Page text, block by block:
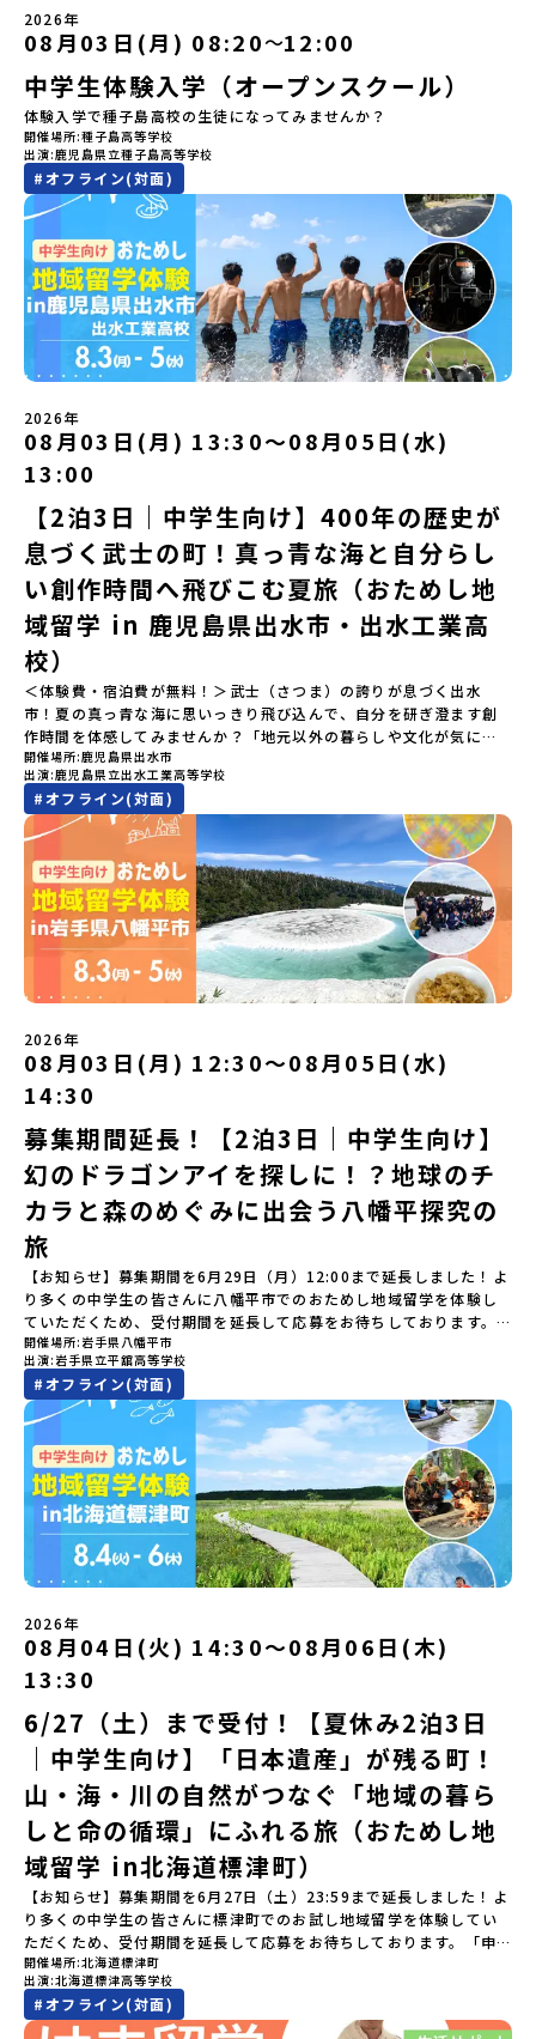
しています。ぜひ、ご自宅からお気軽にご視聴ください。▶︎ [アーカ
イブ動画を視聴する]YouTube：
https://youtu.be/Yt8nd04aNgA?
si=e5erbspvwz5O8_uF【STEP 2】有田町プログラム説明会〜
「有田町」の内容を具体的に深掘りしたい方へ〜全体説明を聞いた
うえで、「有田町では具体的に何をするの？」「どんな町なの？」
という疑問にお答えする説明会です。有田町ならではの豊かな文化
や、2泊3日のプログラムの中身をたっぷりとお伝えします。日
時： 5月11日(月) 19：00〜19：40内 容： 有田町ってどんなとこ
ろ？、プログラム詳細解説、質疑応答お申し込み：https://c-
mirai.jp/events/068058お気軽にどうぞ！「はじめての一人旅だ
けど大丈夫？」「どんな体験ができるの？」そんな保護者様の不安
や、中学生のみなさんの素朴な疑問にスタッフが直接お答えしま
す。チャットでの質問も可能ですので、ぜひご自宅からリラックス
してご参加ください。▼お申し込み前に必ずご確認ください・参加
規約への同意プログラムへの参加申し込みいただく前に、「お申し
込みに関する各規約」への同意が必須となります。ご確認くださ
ら抽選の上、締め切り日から1週間を目途に、お申し込み時に記入い
ただいたメールアドレス宛に「当選／落選メール」をお送りいたし
ます。当選者は、メールに記載された「当選確認フォーム」に３日
以内に回答いただき、確認フォームの提出をもって参加確定とさせ
ていただきます。当選確認フォームの期日までにご回答いただけな
い場合は、当選を取り消しとさせていただきます。当選取り消しが
あった場合は、繰り上げ当選者へご連絡させていただきます。登録
メールアドレスの変更をご希望の場合は下記の地域みらい留学公式
LINEよりご連絡をお願いします。※受信制限設定をしていると、通
知メールをお受け取りいただけません。その場合は、
「@miratabi.jp」からのメールを受信できるよう設定をお願いいた
します。※結果に関する個別のお問合せにはお答えしておりません
ので、ご了承ください。・お申し込みについてお申込はお一人様1回
限りです。PC・スマートフォンからお申込ください。申込後の内容
変更はできません。お申込時は、メールアドレスの入力間違いにご
注意ください。・宿泊について１室に複数(同性2～4名程度)で宿泊
いただく予定です。・食事アレルギー対応について個別の詳細なア
レルギー対応希望にはお応えしかねる場合がございます。対応が必
要な場合は必ず事前にご相談ください。・参加取消や急遽参加でき
なくなった場合について参加決定後の参加お取り消しはご遠慮下さ
い。やむを得ないお取り消しの場合はお早めに事務局までご連絡く
ださい。・キャンセルポリシーやむを得ない参加お取り消しの場
合、以下のルールに沿って対応させていただきます。ご了承くださ
い。プログラム開催日の前日＜7月3日＞から、【キャンセルのご連
絡日：お支払いいただく旅行代金】・21日目にあたる日以前：無
料・20日目-8日目：20％・7日目-2日目：30％・プログラム開始日
加またはプログラム開始後の解除：100％・催行中止について天候な
どの状況等によって開催を見合わせる可能性があります。その場合
は原則、開催日1週間前までにご連絡いたします。又、最少催行人数
に達しなかった場合は、開催日3週間前までに催行中止の旨をメール
にてご連絡いたします。・よくあるご質問その他、よくあるご質問
についてはこちらをご確認ください。運営団体について＜プログラ
ム主催：一般財団法人地域・教育魅力化プラットフォーム＞「意志
ある若者にあふれる持続可能な地域・社会をつくる」というビジョ
ンを掲げ、2017年3月に島根県に設立した教育事業団体です。日本
全国約200の高校と連携しながら、中学卒業後に地域の枠を越えて生
徒一人ひとりの夢や価値観に合った地域・学校で1〜3年間過ごすこ
とができるシステム「地域みらい留学」をはじめとした、教育事業
や地域活性モデルをつくり続けています。名 称：一般財団法人地
域・教育魅力化プラットフォーム設 立：2017年3月代表者：岩本
悠所在地：〒690-0842 島根県松江市東本町二丁目25-6 みらい
BASE2階 その他所在地公式HP：http://c-platform.or.jp/お問い
合わせ先担当：小川・小原E-mail：info@miratabi.jp「おためし
地域留学体験」のプログラム開催情報を公式LINEにて配信中！ぜひ
ご登録ください♪地域みらい留学公式LINE
生との特別な交流この旅の大きな魅力は、地元の「平取高校」の先
輩たちと過ごす時間です。 ただ校舎を眺める見学ではありません。
高校生が自ら企画したアクティビティを通じて、年の近い先輩たち
と本音で交流することができます。魅力的な大人たちと対話をしな
がら町の歴史や「生き方」を学ぶことができ、大充実の2泊3日にな
ること間違いなし！そんなユニークな魅力がたっぷりつまった北海
道平取町へ、人生の可能性をひらく特別な旅に出発しませんか？体
験のおすすめポイント体験プログラム内容（予定）＜1日目＞
（PM）「オリエンテーション・自己紹介ワーク」「高校生企画①-
遊び編-」 -平取高校生と仲を深める「びらとりの歴史・文化を知
る！アイヌ文化フィールドワーク」 -アイヌ文化博物館でアイヌ文
化を理解する -アイヌ伝統文化を感じるアクティビティ「1日を振
り返るーみんなで体験シェア」＜2日目＞（AM）「平取高校見学・
寮見学」 -平取高校の特徴を知る学校体験 -在校生との対話「高
校生企画②-町の紹介編-」 -ビンゴをしながら町を知ろう！（PM）
「自然と農を感じる！農業アクティビティ」 -平取特産の「びらと
「みんなでBBQディナー」 -さらに仲間や地元の高校生、町の大人
たちと交流＜3日目＞（AM）「アイヌが愛した森を散策するフィー
ルドワーク」「3日間の振り返りワーク」 -みんなで振り返り対話
「ランチ/お土産タイム」（PM） 13：30頃プログラム終了-新千歳
空港には15：00頃に到着予定です。※天候の状況や参加人数によっ
てプログラムを変更する場合がございます。参加概要【開催場所】
北海道平取町（びらとりちょう）【実施日程】7月18日(土)～7月20
日(月祝)※参加が確定した方には6月3日(水) 18：30～20：00に
「参加者向け事前オンライン研修」をご案内する予定です。必ず参
加をお願いします。【集合場所・時間】7月18日(土) 12：00 新千歳
空港※12：00までに新千歳空港に到着する便で手配ください。【解
散場所・時間】7月20日(祝月) 15：00頃 新千歳空港※16：00以降
に新千歳空港を出発する便で手配ください。【対象】中学2年生、中
学3年生【宿泊先】ゲストハウス ヤント※ドミトリータイプの2段ベ
ッド（1室2～4名）で宿泊いただく予定です。【旅行代金】無料※旅
行代金に含まれる費用のうち、以下の内容が無料となります・宿泊
費（2泊分）・プログラム内のアクティビティ・体験費用・一部の食
事代※以下の費用は参加者のご負担となります・集合場所までの往
復交通費・お土産代や自由時間の個人飲食費などの個人的費用【募
集人数】最大10名（お申し込み多数の場合は抽選の上決定）【参加
者決定】お申し込み多数の場合は、締め切り後1週間を目途に当落結
果をご連絡いたします。【申し込み受付締切】4月30日(木)12：00
から 5月14日(木) 12：00まで疑問も不安もワクワクに変える！「お
ためし地域留学」ステップアップ説明会プログラムの内容を詳しく
知りたい方や、お申し込みを迷われている方向けにZoomでのオン
ライン配信を行います。知りたい情報のレベルに合わせて、以下の2
つのステップをご活用ください。【STEP 1】全体オンライン説明会
（アーカイブ動画を公開中！）〜まずは「おためし地域留学」を知
りたい方へ〜日本全国20以上の地域から選んで参加できる「おため
し地域留学」の魅力を凝縮したアーカイブ動画をご覧いただけま
す。初めての一人旅への不安や、事務局のサポート体制、安全面に
る]YouTube：https://youtu.be/Yt8nd04aNgA?
si=e5erbspvwz5O8_uF【STEP 2】平取町プログラム説明会〜
「平取町」の内容を具体的に深掘りしたい方へ〜全体説明を聞いた
うえで、「平取町では具体的に何をするの？」「どんな町なの？」
という疑問にお答えする説明会です。平取町ならではの豊かな文化
や、2泊3日のプログラムの中身をたっぷりとお伝えします。日
時： 5月7日(木) 19：00〜19：40内 容： 平取町ってどんなとこ
ろ？、プログラム詳細解説、質疑応答お申し込み：https://c-
mirai.jp/events/002112どちらの説明会でも、お気軽にどうぞ！
「はじめての一人旅だけど大丈夫？」「どんな体験ができるの？」
そんな保護者様の不安や、中学生のみなさんの素朴な疑問にスタッ
フが直接お答えします。チャットでの質問も可能ですので、ぜひご
自宅からリラックスしてご参加ください。▼お申し込み前に必ずご
確認ください・参加規約への同意プログラムへの参加申し込みいた
だく前に、「お申し込みに関する各規約」への同意が必須となりま
す。ご確認ください。・抽選による参加者決定についてお申込みい
ただいた方の中から抽選の上、締め切り日から1週間を目途に、お申
し込み時に記入いただいたメールアドレス宛に「当選／落選メー
ル」をお送りいたします。当選者は、メールに記載された「当選確
認フォーム」に３日以内に回答いただき、確認フォームの提出をも
にご回答いただけない場合は、当選を取り消しとさせていただきま
す。当選取り消しがあった場合は、繰り上げ当選者へご連絡させて
いただきます。登録メールアドレスの変更をご希望の場合は下記の
地域みらい留学公式LINEよりご連絡をお願いします。※受信制限設
定をしていると、通知メールをお受け取りいただけません。その場
合は、「@miratabi.jp」からのメールを受信できるよう設定をお願
いいたします。※結果に関する個別のお問合せにはお答えしており
ませんので、ご了承ください。・お申し込みについてお申込はお一
人様1回限りです。PC・スマートフォンからお申込ください。申込
後の内容変更はできません。お申込時は、メールアドレスの入力間
違いにご注意ください。・宿泊について１室に複数(同性2～4名程
度)で宿泊いただく予定です。・食事アレルギー対応について個別の
詳細なアレルギー対応希望にはお応えしかねる場合がございます。
対応が必要な場合は必ず事前にご相談ください。・参加取消や急遽
参加できなくなった場合について参加決定後の参加お取り消しはご
遠慮下さい。やむを得ないお取り消しの場合はお早めに事務局まで
ご連絡ください。・キャンセルポリシーやむを得ない参加お取り消
しの場合、以下のルールに沿って対応させていただきます。ご了承
ください。プログラム開催日の前日＜7月17日＞から、【キャンセル
もっとひらきたい！ 」「自然が好きでもっと触れてあそびたい！」
そんな中学生のみなさんにおすすめ！「おためし地域留学体験」
は、日本全国約200の高校と連携し、地域の枠を超えて学校生活を送
る「地域みらい留学」をプチ体験できるプログラムです。はじめて
のひとり旅でも安心！現地でもスタッフがしっかりとサポートいた
します。今回のフィールドは「北海道 大樹町（たいきちょう）」北
海道の東部、十勝の南部に位置する大樹町（たいきちょう）。西に
日高山脈（ひだかさんみゃく）が連なり、東は太平洋に面した自然
豊かな町です。酪農を主体とした農業や漁業、林業が盛んであると
同時に、「宇宙に一番近い町」として航空宇宙産業の誘致を進める
ユニークな顔を持っています 。見上げるほど大きな山々が連なる
「日高山脈（ひだかさんみゃく）」の絶景！牛たちがのんびりと過
ごす放牧地や、海が見える珍しい温泉。日本一の清流に選ばれたこ
ともある「歴舟川（れきふねがわ）」。 他の地域では見ることので
きない圧倒的スケールの自然と、新しい産業が交差する瞬間を肌で
体感できる町です。北の大地で脈々と受け継がれる 「フロンティア
スピリッツ」を体感！ 「フロンティアスピリッツ（開拓者精神）」
です。どんな困難な状況にも真っ向から立ち向かい、未知の領域へ
夢を追って挑戦し続ける姿勢や、手つかずの大自然の中で一攫千金
の夢を抱いて熱中した「砂金掘り」、自らの手で広大な大地を切り
拓いてきた農業や漁業の歴史など、夢を追う人々が集まる他の町に
はない風土が存在します。大樹町では、このフロンティアスピリッ
ツが現在、「北海道の小さな町から宇宙を目指す」という新たな夢
へと繋がっています。 「宇宙版シリコンバレー」の実現を目指し、
国内外の宇宙関連企業が集まる宇宙港「北海道スペースポート」の
整備が進められています。 この未来への挑戦の精神は、民間企業に
よる日本初のロケット打ち上げ成功という形で実を結び、世界有数
のロケット発射場の適地として全国・アジア各国からも大きな注目
を集めています 今回は、そんな大樹町の過去から未来へ繋がるフロ
ンティアスピリッツに触れるアクティビティへ出発！農業からロケ
ットまで本物の現場を体感し、他では味わえない体験を五感をフル
につかって楽しむことができます🎵大樹高校は、農業から宇宙まで
「町のぜんぶが教科書」！大樹高校の学びは、ただ教室の机に座っ
ているだけではありません！農業や漁業から、最先端の宇宙科学ま
で「町のぜんぶが教科書」 です。先輩たちは「地域探究」の授業
や、放課後の「地域探究サークル」を通して、学校の外へどんどん
飛び出し町の人たちと一緒にリアルな課題解決にチャレンジしてい
ます。そんな先輩たちとの交流がきっと「未来の自分」のヒントが
見つかるはず！ あたたかい町の人たちや先輩たちとの出会いが待っ
ている北海道大樹町へ、あなたの世界をグッと広げる特別な旅に出
発しませんか？ 体験のおすすめポイント体験プログラム内容（予
定）＜１日目＞（PM）「オリエンテーション・自己紹介ワーク」
「大樹町の自然を満喫」 -先人の知恵と夢を体験「砂金堀」 -川
樹高校見学・寮見学」 -大樹高校の特徴を知る学校体験 -高校生
との対話「大樹町の魅力を体験①」 -大樹町ならではのランチ＆ス
イーツ（PM）「大樹町の魅力を体験②」 -大樹町宇宙交流センタ
ーSORA見学 -モデルロケットを飛ばしてみよう！「みんなで
BBQ」 -さらに仲間や地元の高校生、町の大人たちと交流＜3日目
＞（AM）「3日間の振り返りワーク」 -みんなで振り返り対話「牧
場の舞台裏。フィールドワーク」 -牧場見学・搾乳体験・動物と触
れ合おう「ランチ/お土産タイム」（PM） 14：00頃プログラム終
了-とかち帯広空港には15：00頃に到着予定です。※天候の状況や参
加人数によってプログラムを変更する場合がございます。参加概要
【開催場所】北海道大樹町（たいきちょう）【実施日程】7月28日
(火)〜 7月30日(木)※参加が確定した方には6月19日(金) 18：30～
20：00に「参加者向け事前オンライン研修」をご案内する予定で
す。必ず参加をお願いします。【集合場所・時間】7月28日(火)
13：00 とかち帯広空港※13：00までにとかち帯広空港に到着する
便で手配ください。【解散場所・時間】7月30日(木) 15：00頃 とか
ち帯広空港※16：00以降にとかち帯広空港を出発する便で手配くだ
さい。【対象】中学2年生、中学3年生【宿泊先】大樹町ワーキング
ステイ住宅※1室に複数(同性2～4名程度)で宿泊いただく予定です。
【旅行代金】無料※旅行代金に含まれる費用のうち、以下の内容が
無料となります：・宿泊費（2泊分）・プログラム内のアクティビテ
ィ・体験費用・一部の食事代*以下の費用は参加者のご負担となりま
す・集合場所までの往復交通費・お土産代や自由時間の個人飲食費
などの個人的費用【募集人数】最大10名（お申し込み多数の場合は
抽選の上決定）【参加者決定】お申し込み多数の場合は、締め切り
間】申込期間が延長になりました！5月7日(木)12：00 から 6月4日
(木) 12：00まで疑問も不安もワクワクに変える！「おためし地域留
学」ステップアップ説明会プログラムの内容を詳しく知りたい方
や、お申し込みを迷われている方向けにZoomでのオンライン配信
を行います。知りたい情報のレベルに合わせて、以下の2つのステッ
プをご活用ください。【STEP 1】全体オンライン説明会（アーカイ
ブ動画を公開中！）〜まずは「おためし地域留学」を知りたい方
へ〜日本全国20以上の地域から選んで参加できる「おためし地域留
学」の全体像や魅力について、説明会を開催しました。中学生一人
での参加にあたり、保護者様が特に気になる「安全面」や「事務局
のサポート体制」についても詳しく解説しています。ぜひ、ご自宅
からお気軽にご視聴ください。🎬 [アーカイブ動画を視聴す
る]YouTube：https://youtu.be/Yt8nd04aNgA?
si=e5erbspvwz5O8_uF 【STEP 2】大樹町プログラム説明会〜
「大樹町」の内容を具体的に深掘りしたい方へ〜全体説明を聞いた
うえで、「大樹町では具体的に何をするの？」「どんな町なの？」
という疑問にお答えする説明会です。大樹町ならではの豊かな文化
や、2泊3日のプログラムの中身をたっぷりとお伝えします。日
2026年
08月03日(月) 08:20〜12:00
中学生体験入学（オープンスクール）
体験入学で種子島高校の生徒になってみませんか？
開催場所 種子島高等学校
出演 鹿児島県立種子島高等学校
#オフライン(対面)
2026年
08月03日(月) 13:30〜08月05日(水)
13:00
【2泊3日｜中学生向け】400年の歴史が
息づく武士の町！真っ青な海と自分らし
い創作時間へ飛びこむ夏旅（おためし地
域留学 in 鹿児島県出水市・出水工業高
校）
＜体験費・宿泊費が無料！＞武士（さつま）の誇りが息づく出水
市！夏の真っ青な海に思いっきり飛び込んで、自分を研ぎ澄ます創
作時間を体感してみませんか？「地元以外の暮らしや文化が気にな
る。いつか留学してみたい！」「自分の進学や将来の可能性をもっ
とひらきたい！」「ものづくりや工業高校に興味がある！」そんな
中学生のみなさんにおすすめ！「おためし地域留学」は、日本全国
約200の高校と連携し、地域の枠を超えて学校生活を送る「地域みら
い留学」をプチ体験できるプログラムです。はじめてのひとり旅で
も安心！現地でもスタッフがしっかりとサポートいたします。今回
のフィールドは「鹿児島県 出水市（いずみし）出水工業高校」出水
市（いずみし）は、鹿児島県の玄関口にあるまち。ここでしか見ら
れない景色と、地元の人たちがずっと大切にしてきたものがありま
す。400年前から続く「武士の道」を歩く昔、武士たちがまちを守る
ために築いた「出水麓（いずみふもと）武家屋敷群」。今も残る約
150軒のお屋敷のほとんどに、今も人が住んでいます。400年前の武
士が歩いた道を、自分の足で歩く。まるで、まち全体がタイムカプ
セル。真っ青な海へダイブ！目の前に広がる八代海（やつしろか
い）は穏やかなリアス式海岸。海に沈む夕日は一生に一度は見てお
きたい景色です。出水工業高校は、「建築科」と「機械電気科」の2
つの学科。金属加工、電気工作、建物のデザインにチャレンジでき
る環境。「高校生ものづくりコンテスト」の木材加工部門で九州大
会2位に輝くなど、先輩たちの実力はホンモノ！この旅では自分の手
でモノをつくる時間を体験。金属を削ったり、電気を組んだり、木
で形をつくったり。プロの機械にさわれる高校で&quot;自分の手
&quot;でモノづくりにチャレンジ。夜には自分だけの「竹灯籠（た
けとうろう）」を作って灯りをともします。真っ青な海に思いっき
りダイブしたり、全国から集まった仲間や地元の高校生、地域の方
たちとワイワイBBQや夕ごはんづくりは一生の思い出になるはず！
ちょっとドキドキするけど、楽しい！に出会う3日間。熱気あふれる
出水市の冒険に飛び込んでみませんか？体験のおすすめポイント体
験プログラム内容（予定）＜1日目＞（PM）「オリエンテーショ
ン・自己紹介ワーク」「みんなで海遊び！」 -心をほぐして、出水
に飛び込む！海を満喫しよう！「みんなで夕食」「1日目の振り返り
会」＜2日目＞（AM）「出水工業高校のオープンスクールに参
加」 -高校見学 -授業体験（PM）「学校のことを深く知る・もの
づくりにチャレンジ！」 -各学科を実際に体験する -ものづくり
にチャレンジ -竹灯籠づくりを創って灯りをともす「みんなで
BBQ」「2日目の振り返り会」＜3日目＞（AM）「3日間の振り返り
ワーク」 -みんなで振り返り対話（PM） 13:00頃 解散（出水駅）
※天候の状況や参加人数によってプログラムを変更する場合がござ
（月）〜 8月5日（水）※参加が確定した方には7月7日(火) 18:30-
20:00に「参加者向け事前オンライン会」をご案内する予定です。必
ず参加をお願いします。【集合場所・時間】出水駅 8月3日(月)
13:30 集合【解散場所・時間】出水駅 8月5日(水) 12:00 解散【対
象】中学生2～3年生【宿泊先】現在調整中※1室に複数名(同性)で宿
泊いただく予定です。【旅行代金】無料※旅行代金に含まれる費用
のうち、以下の内容が無料となります：・宿泊費（2泊分）・プログ
ラム内のアクティビティ・体験費用・一部の食事代*以下の費用は参
加者のご負担となります・集合場所までの往復交通費・お土産代や
自由時間の個人飲食費などの個人的費用【募集人数】最大10名（お
申し込み多数の場合は抽選の上決定）【参加者決定】お申し込み多
数の場合は、締め切り後1週間を目途に当落結果をご連絡いたしま
す。【申し込み受付期間】6月1日(月)12：00 から 6月15日(月)
12：00まで疑問も不安もワクワクに変える！「おためし地域留学」
ステップアップ説明会プログラムの内容を詳しく知りたい方や、お
申し込みを迷われている方向けにZoomでのオンライン配信を行い
ます。知りたい情報のレベルに合わせて、以下の2つのステップをご
活用ください。【STEP 1】全体オンライン説明会（アーカイブ動画
を公開中！）〜まずは「おためし地域留学」を知りたい方へ〜日本
開催場所 鹿児島県出水市
出演 鹿児島県立出水工業高等学校
#オフライン(対面)
2026年
08月03日(月) 12:30〜08月05日(水)
14:30
募集期間延長！【2泊3日｜中学生向け】
幻のドラゴンアイを探しに！？地球のチ
カラと森のめぐみに出会う八幡平探究の
旅
【お知らせ】募集期間を6月29日（月）12:00まで延長しました！よ
り多くの中学生の皆さんに八幡平市でのおためし地域留学を体験し
ていただくため、受付期間を延長して応募をお待ちしております。
「申し込みのタイミングを逃してしまった」という方も、この機会
にぜひ一歩踏み出してみませんか？※都合により締め切りを早める
場合がございます。お早目にご応募ください！＜体験費・宿泊費が
無料＞緑があふれる大自然の町へ！世界でここでしかできない「自
然×アートの融合体験」や「自然クラフト」を楽しんでみません
か？「大自然や文化体験が好き！興味がある！」「その地域にしか
ない郷土料理を味わってみたい！」「地元以外の暮らしや文化が気
になる。いつか留学してみたい！」そんな中学生のみなさんにおす
すめ！「おためし地域留学体験」は、日本全国約200の高校と連携し
ながら地域の枠を超えて学校生活を送ることができる「地域みらい
留学」をプチ体験できるプログラムです。はじめてでも安心！現地
ではスタッフがしっかりとサポートいたします。今回のフィールド
は「岩手県八幡平市（はちまんたいし）」岩手県八幡平市（はちま
んたいし）は北西部にあり、秋田県との県境にある自然豊かな町で
す。町の約83％は「森林」！標高1,000mを超える山岳地帯や高原
もあり緑が豊かな大自然を感じることができ、新緑、山菜の春、花
の夏、紅葉の秋、スキーや樹氷の冬と四季ごとに美しい景色を見る
ことのできるユニークな町です。「十和田八幡平（とわだはちまん
たい）国立公園」では登山やトレッキング、「安比高原（あっぴこ
うげん）スキー場」は日本国内最大級のスキーリゾートとして有名
で、一年中自然アクティビティを楽しむことができます！そして八
幡平市にある「松川地熱発電所」は、日本で初めて「地球のチカラ
を電気に変えた」場所！八幡平の地下からわき出す蒸気をそのまま
電気に変える「地球・自然にやさしい最先端のエネルギー」を生み
出す挑戦をしてきた町です。今回のプログラムでは、この松川地熱
発電所から吹き出す地熱蒸気を使った「アート体験」をすることが
できます。世界でここだけ！地球のチカラを使った幻想的なグラデ
ーションのアートづくりをぜひ体験してみてください！さらに八幡
平市は自然（山）の恵みを生かした料理がとても美味しい地域で
す。みなさんの地元の味とは違う「岩手の郷土料理」を味わって楽
しんでください🎵今回はこの大自然や文化が魅力的な八幡平市で、
開催場所 岩手県八幡平市
出演 岩手県立平舘高等学校
#オフライン(対面)
2026年
08月04日(火) 14:30〜08月06日(木)
13:30
6/27（土）まで受付！【夏休み2泊3日
｜中学生向け】「日本遺産」が残る町！
山・海・川の自然がつなぐ「地域の暮ら
しと命の循環」にふれる旅（おためし地
域留学 in北海道標津町）
【お知らせ】募集期間を6月27日（土）23:59まで延長しました！よ
り多くの中学生の皆さんに標津町でのお試し地域留学を体験してい
ただくため、受付期間を延長して応募をお待ちしております。「申
し込みのタイミングを逃してしまった」という方も、この機会にぜ
ひ一歩踏み出してみませんか？※都合により締め切りを早める場合
がございます。お早目にご応募ください！-------奨学金のお知らせ-
------＼返還不要・3年間最大72万／💡北海道の高校留学に【毎月2
開催場所 北海道標津町
出演 北海道標津高等学校
#オフライン(対面)